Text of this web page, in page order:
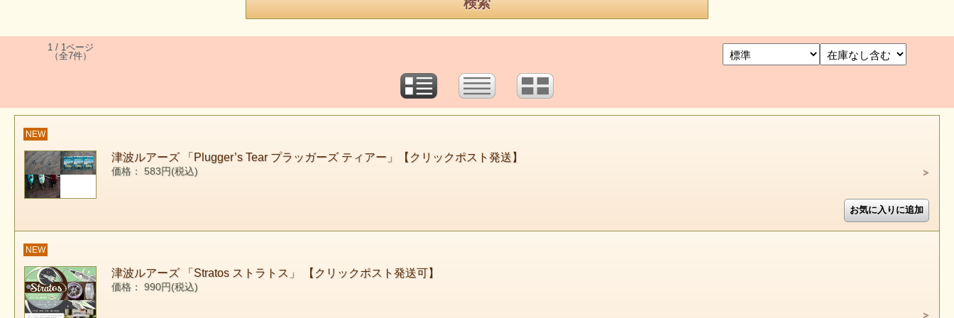
1 / 1ページ
（全7件）
NEW
津波ルアーズ 「Plugger’s Tear プラッガーズ ティアー」【クリックポスト発送】
価格： 583円(税込)
NEW
津波ルアーズ 「Stratos ストラトス」 【クリックポスト発送可】
価格： 990円(税込)